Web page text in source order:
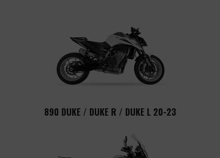
890 DUKE / DUKE R / DUKE L 20-23